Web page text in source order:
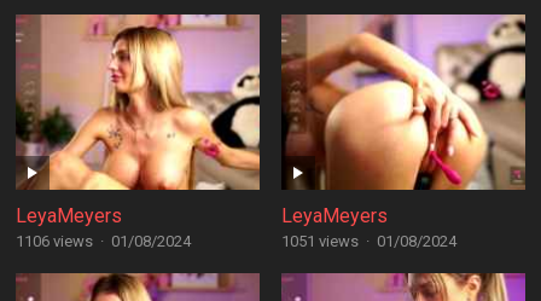
LeyaMeyers
1106 views · 01/08/2024
LeyaMeyers
1051 views · 01/08/2024